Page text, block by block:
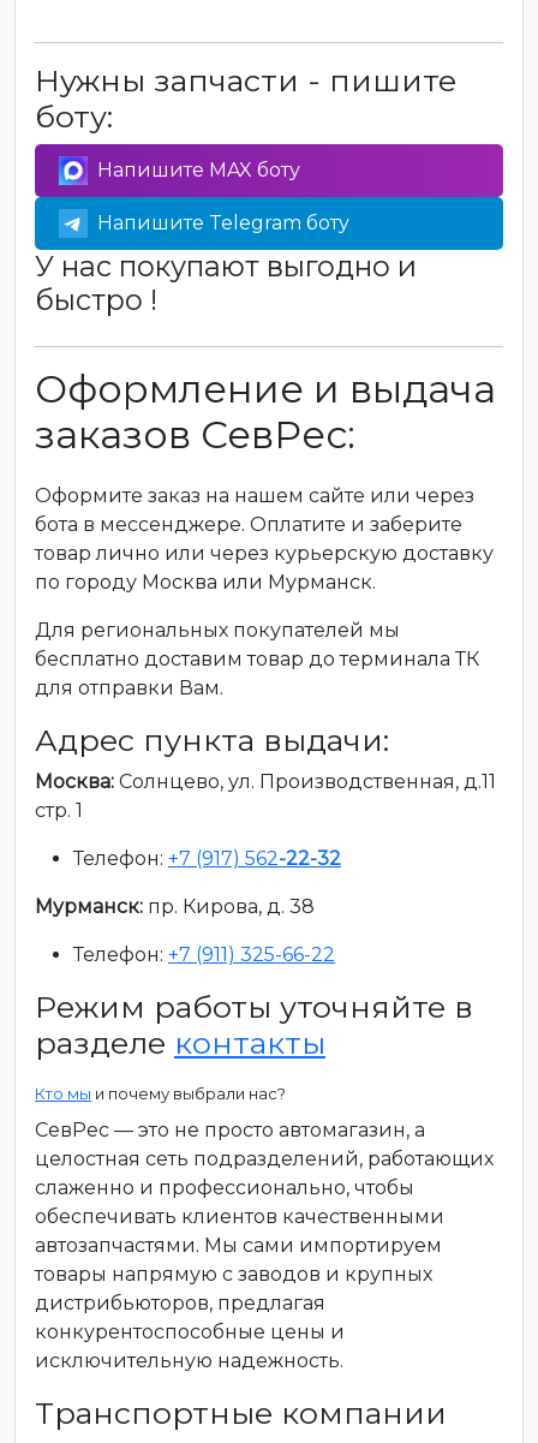
Нужны запчасти - пишите
боту:
Напишите MAX боту
Напишите Telegram боту
У нас покупают выгодно и
быстро !
Оформление и выдача
заказов СевРес:
Оформите заказ на нашем сайте или через
бота в мессенджере. Оплатите и заберите
товар лично или через курьерскую доставку
по городу Москва или Мурманск.
Для региональных покупателей мы
бесплатно доставим товар до терминала ТК
для отправки Вам.
Адрес пункта выдачи:
Москва: Солнцево, ул. Производственная, д.11
стр. 1
Телефон: +7 (917) 562-22-32
Мурманск: пр. Кирова, д. 38
Телефон: +7 (911) 325-66-22
Режим работы уточняйте в
разделе контакты
Кто мы и почему выбрали нас?
СевРес — это не просто автомагазин, а
целостная сеть подразделений, работающих
слаженно и профессионально, чтобы
обеспечивать клиентов качественными
автозапчастями. Мы сами импортируем
товары напрямую с заводов и крупных
дистрибьюторов, предлагая
конкурентоспособные цены и
исключительную надежность.
Транспортные компании